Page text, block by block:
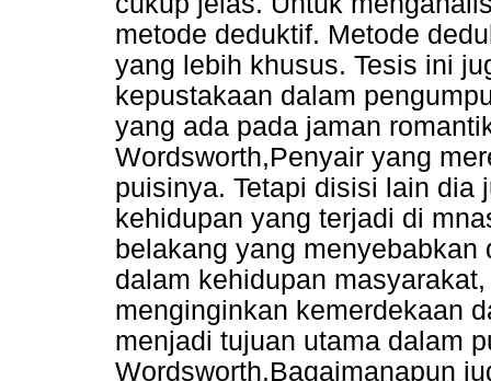
metode deduktif. Metode
yang lebih khusus. Tesis ini
kepustakaan dalam
yang ada pada jaman
Wordsworth,Penyair yang
puisinya. Tetapi disisi lain dia
kehidupan yang terjadi di
belakang yang
dalam kehidupan
menginginkan kemerdekaan
menjadi tujuan utama dalam
Wordsworth.Bagaimanapun